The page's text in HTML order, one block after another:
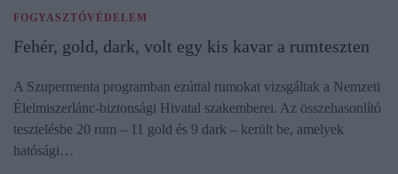
FOGYASZTÓVÉDELEM
Fehér, gold, dark, volt egy kis kavar a rumteszten
A Szupermenta programban ezúttal rumokat vizsgáltak a Nemzeti
Élelmiszerlánc-biztonsági Hivatal szakemberei. Az összehasonlító
tesztelésbe 20 rum – 11 gold és 9 dark – került be, amelyek
hatósági…